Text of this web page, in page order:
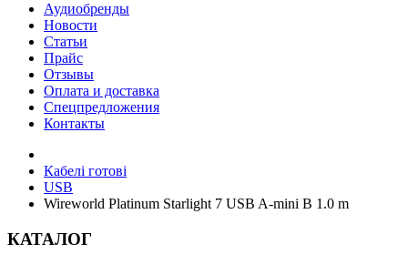
Аудиобренды
Новости
Статьи
Прайс
Отзывы
Оплата и доставка
Спецпредложения
Контакты
Кабелі готові
USB
Wireworld Platinum Starlight 7 USB A-mini B 1.0 m
КАТАЛОГ